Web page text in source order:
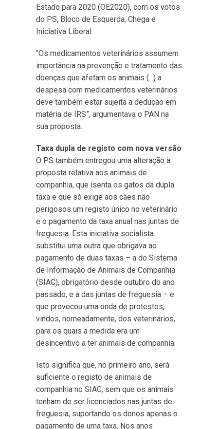
Estado para 2020 (OE2020), com os votos
do PS, Bloco de Esquerda, Chega e
Iniciativa Liberal.
“Os medicamentos veterinários assumem
importância na prevenção e tratamento das
doenças que afetam os animais (...) a
despesa com medicamentos veterinários
deve também estar sujeita a dedução em
matéria de IRS”, argumentava o PAN na
sua proposta.
Taxa dupla de registo com nova versão
O PS também entregou uma alteração à
proposta relativa aos animais de
companhia, que isenta os gatos da dupla
taxa e que só exige aos cães não
perigosos um registo único no veterinário
e o pagamento da taxa anual nas juntas de
freguesia. Esta iniciativa socialista
substitui uma outra que obrigava ao
pagamento de duas taxas – a do Sistema
de Informação de Animais de Companhia
(SIAC), obrigatório desde outubro do ano
passado, e a das juntas de freguesia – e
que provocou uma onda de protestos,
vindos, nomeadamente, dos veterinários,
para os quais a medida era um
desincentivo a ter animais de companhia.
Isto significa que, no primeiro ano, será
suficiente o registo de animais de
companhia no SIAC, sem que os animais
tenham de ser licenciados nas juntas de
freguesia, suportando os donos apenas o
pagamento de uma taxa. Nos anos